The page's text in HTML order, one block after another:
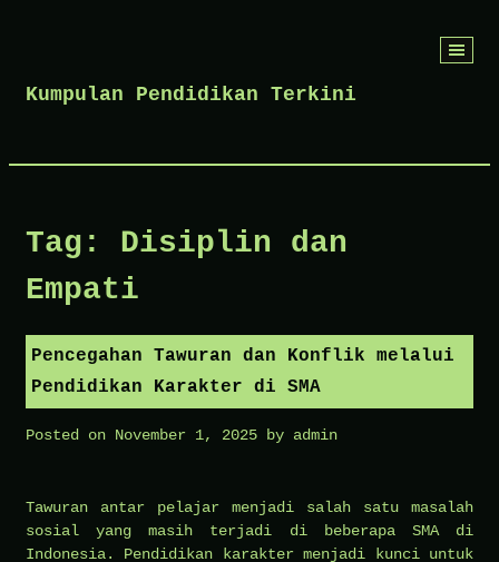
Kumpulan Pendidikan Terkini
Tag: Disiplin dan
Empati
Pencegahan Tawuran dan Konflik melalui
Pendidikan Karakter di SMA
Posted on November 1, 2025 by admin
Tawuran antar pelajar menjadi salah satu masalah
sosial yang masih terjadi di beberapa SMA di
Indonesia. Pendidikan karakter menjadi kunci untuk